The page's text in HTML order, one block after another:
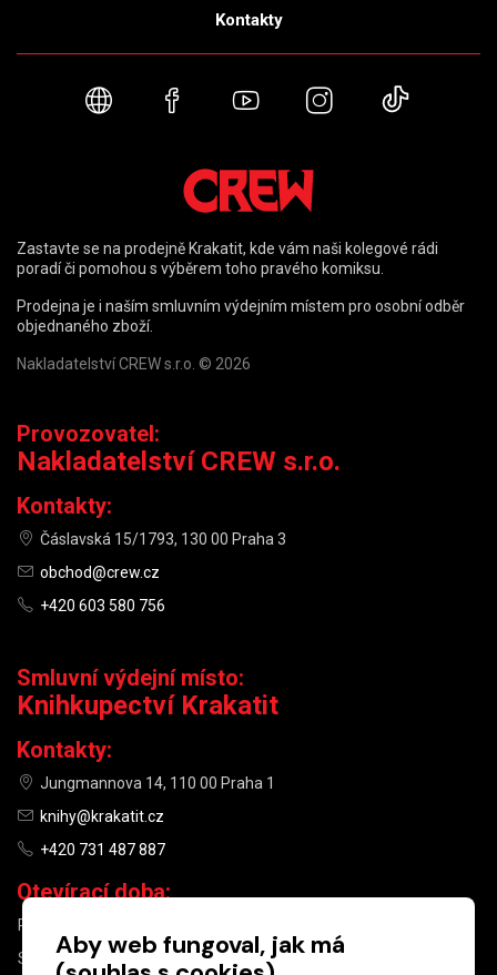
Kontakty
Webové stránky
FacebookYouTubeInstagram
Zastavte se na prodejně Krakatit, kde vám naši kolegové rádi
poradí či pomohou s výběrem toho pravého komiksu.
Prodejna je i naším smluvním výdejním místem pro osobní odběr
objednaného zboží.
Nakladatelství CREW s.r.o. © 2026
Provozovatel:
Nakladatelství CREW s.r.o.
Kontakty:
Čáslavská 15/1793, 130 00 Praha 3
obchod@crew.cz
+420 603 580 756
Smluvní výdejní místo:
Knihkupectví Krakatit
Kontakty:
Jungmannova 14, 110 00 Praha 1
knihy@krakatit.cz
+420 731 487 887
Otevírací doba:
PO–PÁ
SO
10:00–13:00
Aby web fungoval, jak má